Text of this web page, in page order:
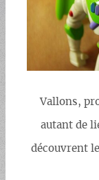
Vallons,
autant de
découvrent